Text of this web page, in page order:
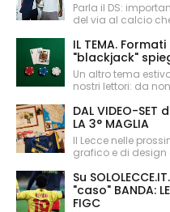
Parla il DS:
del via al calcio
IL TEMA.
"blackjack"
Un altro tema
nostri lettori: da
DAL VIDEO-SET
LA 3° MAGLIA
Il Lecce nelle
grafico e di design
Su
"caso" BANDA:
FIGC